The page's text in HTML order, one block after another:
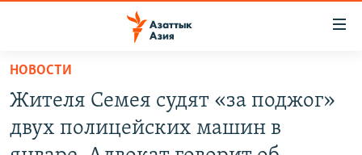
Вернуться
основному
содержанию
Вернутся
ВОЙНА В УКРАИНЕ
НОВОСТИ
Жителя Семея судят «за поджог»
двух полицейских машин в